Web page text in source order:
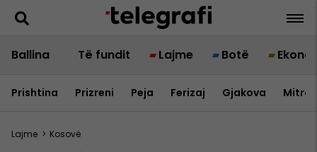
Ballina Të fundit Lajme Botë
Prishtina Prizreni Peja Ferizaj Gjakova
Lajme > Kosovë